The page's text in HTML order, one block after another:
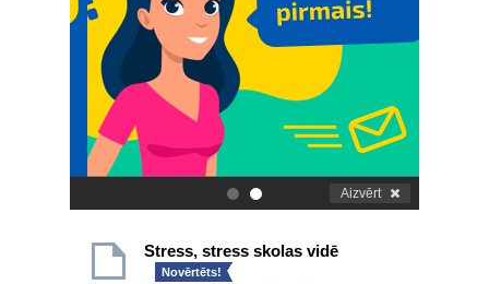
. Aizvērt
Stress, stress skolas vidē
Novērtēts!